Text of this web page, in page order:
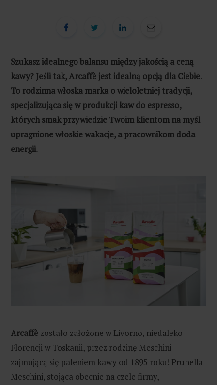
Szukasz idealnego balansu między jakością a ceną
kawy? Jeśli tak, Arcaffè jest idealną opcją dla Ciebie.
To rodzinna włoska marka o wieloletniej tradycji,
specjalizująca się w produkcji kaw do espresso,
których smak przywiedzie Twoim klientom na myśl
upragnione włoskie wakacje, a pracownikom doda
energii.
Arcaffè zostało założone w Livorno, niedaleko
Florencji w Toskanii, przez rodzinę Meschini
zajmującą się paleniem kawy od 1895 roku! Prunella
Meschini, stojąca obecnie na czele firmy,